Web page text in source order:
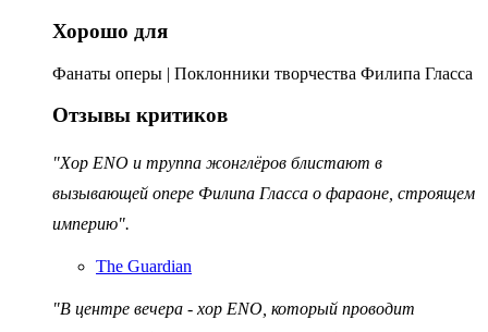
Хорошо для
Фанаты оперы | Поклонники творчества Филипа Гласса
Отзывы критиков
"Хор ENO и труппа жонглёров блистают в
вызывающей опере Филипа Гласса о фараоне, строящем
империю".
The Guardian
"В центре вечера - хор ENO, который проводит